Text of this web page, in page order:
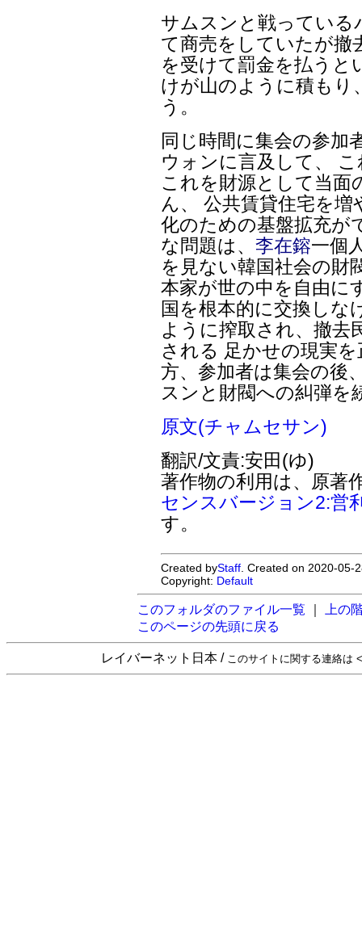
サムスンと戦っている
て商売をしていたが撤
を受けて罰金を払うと
けが山のように積もり
う。
同じ時間に集会の参加
ウォンに言及して、
これを財源として当面
ん、 公共賃貸住宅を
化のための基盤拡充が
な問題は、李在鎔一個
を見ない韓国社会の財
本家が世の中を自由に
国を根本的に交換しな
ように搾取され、撤去
される 足かせの現実
方、参加者は集会の後
スンと財閥への糾弾を
原文(チャムセサン)
翻訳/文責:安田(ゆ)
著作物の利用は、原著
センスバージョン2:営
す。
Created byStaff . Created on 2020-
Copyright: Default
このフォルダのファイル一覧
上の
このページの先頭に戻る
レイバーネット日本 / このサイトに関する連絡は